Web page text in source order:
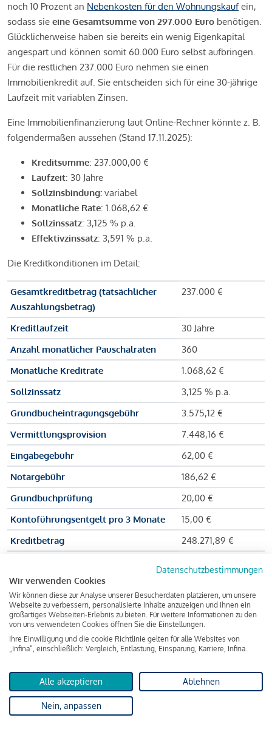
noch 10 Prozent an Nebenkosten für den Wohnungskaufein,
sodass sie eine Gesamtsumme von 297.000 Euro benötigen.
Glücklicherweise haben sie bereits ein wenig Eigenkapital
angespart und können somit 60.000 Euro selbst aufbringen.
Für die restlichen 237.000 Euro nehmen sie einen
Immobilienkredit auf. Sie entscheiden sich für eine 30-jährige
Laufzeit mit variablen Zinsen.
Eine Immobilienfinanzierung laut Online-Rechner könnte z. B.
folgendermaßen aussehen (Stand 17.11.2025):
Kreditsumme: 237.000,00 €
Laufzeit: 30 Jahre
Sollzinsbindung: variabel
Monatliche Rate: 1.068,62 €
Sollzinssatz: 3,125 % p.a.
Effektivzinssatz: 3,591 % p.a.
Die Kreditkonditionen im Detail:
Gesamtkreditbetrag (tatsächlicher
Auszahlungsbetrag)
237.000 €
Kreditlaufzeit
30 Jahre
Anzahl monatlicher Pauschalraten
360
Monatliche Kreditrate
1.068,62 €
Sollzinssatz
3,125 % p.a.
Grundbucheintragungsgebühr
3.575,12 €
Vermittlungsprovision
7.448,16 €
Eingabegebühr
62,00 €
Notargebühr
186,62 €
Grundbuchprüfung
20,00 €
Kontoführungsentgelt pro 3 Monate
15,00 €
Kreditbetrag
248.271,89 €
Zu zahlender Gesamtbetrag
Kreditvermittler
INFINA Credit
Broker GmbH
von 237.000 Euro ausgezahlt, um die Wohnung zu kaufen.
Darüber hinaus fallen aber noch einige Gebühren an (z. B. die
Grundbucheintragungsgebühr), sodass die Bank den
Datenschutzbestimmungen
Wir verwenden Cookies
Wir können diese zur Analyse unserer Besucherdaten platzieren, um unsere
Webseite zu verbessern, personalisierte Inhalte anzuzeigen und Ihnen ein
großartiges Webseiten-Erlebnis zu bieten. Für weitere Informationen zu den
von uns verwendeten Cookies öffnen Sie die Einstellungen.
Ihre Einwilligung und die cookie Richtlinie gelten für alle Websites von
„Infina“, einschließlich: Vergleich, Entlastung, Einsparung, Karriere, Infina.
Alle akzeptieren Ablehnen
Nein, anpassen